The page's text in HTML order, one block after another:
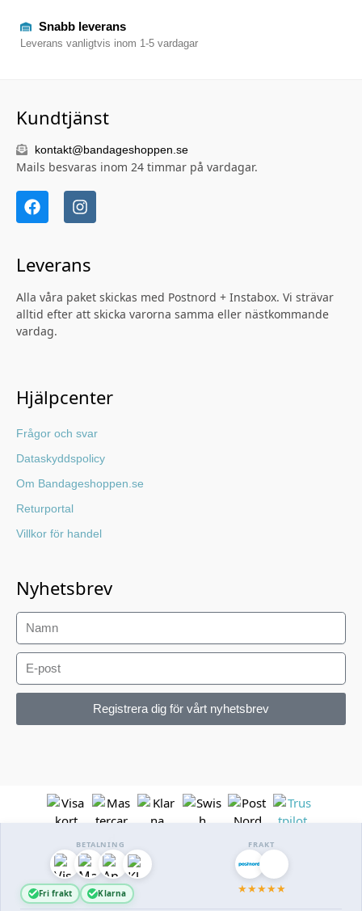
Snabb leverans
Leverans vanligtvis inom 1-5 vardagar
Kundtjänst
kontakt@bandageshoppen.se
Mails besvaras inom 24 timmar på vardagar.
Leverans
Alla våra paket skickas med Postnord + Instabox. Vi strävar
alltid efter att skicka varorna samma eller nästkommande
vardag.
Hjälpcenter
Frågor och svar
Dataskyddspolicy
Om Bandageshoppen.se
Returportal
Villkor för handel
Nyhetsbrev
Registrera dig för vårt nyhetsbrev
BETALNING
Fri frakt Klarna
FRAKT
★★★★★